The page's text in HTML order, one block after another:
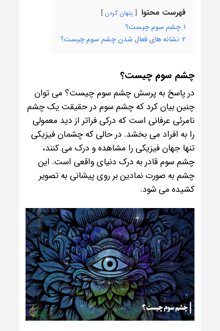
فهرست محتوا پنهان کردن
1 چشم سوم چیست؟
2 نشانه های فعال شدن چشم سوم چیست؟
چشم سوم چیست؟
در پاسخ به پرسش چشم سوم چیست؟ می توان
چنین بیان کرد که چشم سوم در حقیقت یک چشم
نامرئی عرفانی است که درکی فراتر از دید معمولی
را به افراد می بخشد. در حالی که چشمان فیزیکی
تنها جهان فیزیکی را مشاهده و درک می کنند،
چشم سوم قادر به درک دنیای واقعی است. این
چشم به صورت نمادین بر روی پیشانی به تصویر
کشیده می شود.